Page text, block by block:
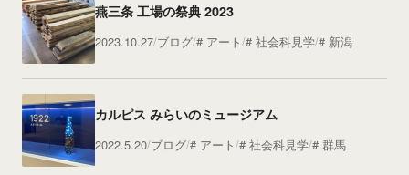
燕三条 工場の祭典 2023
2023.10.27 ブログ アート 社会科見学 新潟
カルピス みらいのミュージアム
2022.5.20 ブログ アート 社会科見学 群馬